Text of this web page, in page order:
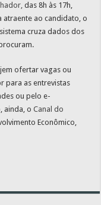
das 8h às 17h,
atraente ao candidato, o
cruza dados dos
ofertar vagas ou
para as entrevistas
ou pelo e-
ainda, oCanal do
Econômico,